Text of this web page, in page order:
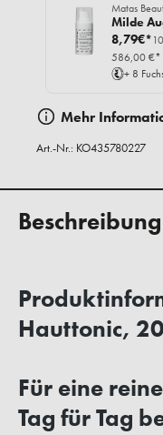
Matas
Milde
8,79€*
586,00 €*
+ 8
Mehr
Art.-Nr.: KO435780227
Beschreibung
Hauttonic,
Für eine
Tag für Tag